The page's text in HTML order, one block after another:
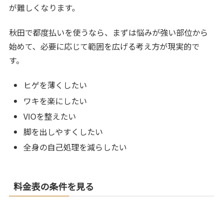
が難しくなります。
秋田で都度払いを使うなら、まずは悩みが強い部位から
始めて、必要に応じて範囲を広げる考え方が現実的で
す。
ヒゲを薄くしたい
ワキを楽にしたい
VIOを整えたい
脚を出しやすくしたい
全身の自己処理を減らしたい
料金表の条件を見る